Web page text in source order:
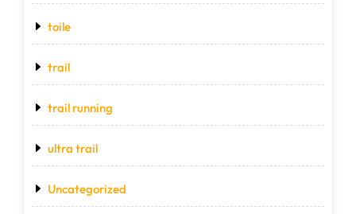
toile
trail
trail running
ultra trail
Uncategorized